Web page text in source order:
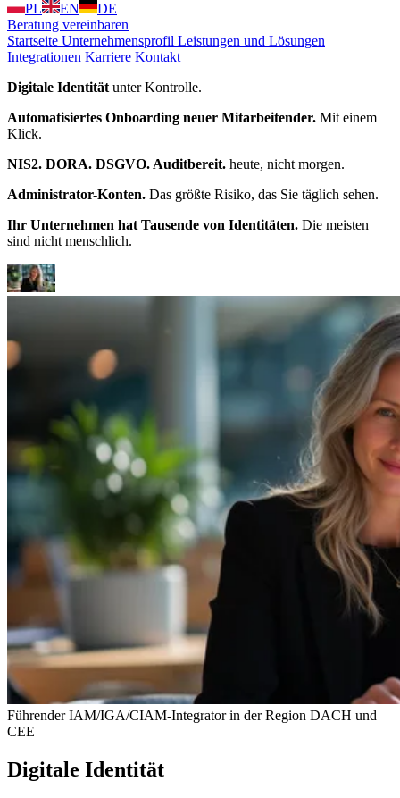
PL
EN
DE
Beratung vereinbaren
Startseite Unternehmensprofil Leistungen und Lösungen
Integrationen Karriere Kontakt
Digitale Identität unter Kontrolle.
Automatisiertes Onboarding neuer Mitarbeitender. Mit einem
Klick.
NIS2. DORA. DSGVO. Auditbereit. heute, nicht morgen.
Administrator-Konten. Das größte Risiko, das Sie täglich sehen.
Ihr Unternehmen hat Tausende von Identitäten. Die meisten
sind nicht menschlich.
Führender IAM/IGA/CIAM-Integrator in der Region DACH und
CEE
Digitale Identität